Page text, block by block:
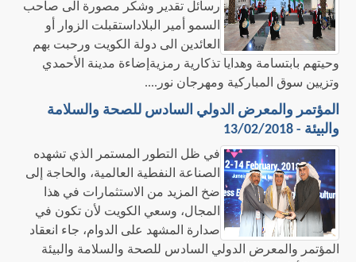
رسائل تقدير وشكر مصورة الى صاحب
السمو أمير البلاداستقبلت الزوار أو
العائدين الى دولة الكويت ورحبت بهم
وحيتهم بابتسامة وهدايا تذكارية رمزيةإضاءة مدينة الأحمدي
وتزيين سوق المباركية ومهرجان نور....
المؤتمر والمعرض الدولي السادس للصحة والسلامة
والبيئة - 13/02/2018
​في ظل التطور المستمر الذي تشهده
الصناعة النفطية العالمية، والحاجة إلى
ضخ المزيد من الاستثمارات في هذا
المجال، وسعي الكويت لأن تكون في
صدارة المشهد على الدوام، جاء انعقاد
المؤتمر والمعرض الدولي السادس للصحة والسلامة والبيئة